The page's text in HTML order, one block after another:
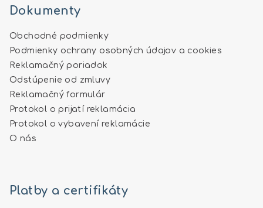
Dokumenty
Obchodné podmienky
Podmienky ochrany osobných údajov a cookies
Reklamačný poriadok
Odstúpenie od zmluvy
Reklamačný formulár
Protokol o prijatí reklamácia
Protokol o vybavení reklamácie
O nás
Platby a certifikáty